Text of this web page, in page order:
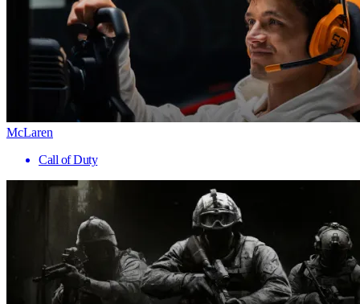
McLaren
Call of Duty